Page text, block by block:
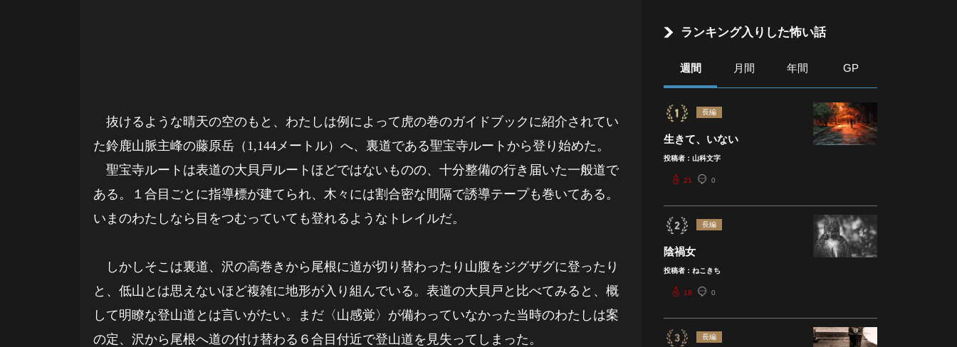
ランキング入りした怖い話
週間 月間 年間 GP
長編
生きて、いない
投稿者：山科文字
21 0
長編
陰禍女
投稿者：ねこきち
18 0
長編
抜けるような晴天の空のもと、わたしは例によって虎の巻のガイドブックに紹介されてい
た鈴鹿山脈主峰の藤原岳（1,144メートル）へ、裏道である聖宝寺ルートから登り始めた。
聖宝寺ルートは表道の大貝戸ルートほどではないものの、十分整備の行き届いた一般道で
ある。１合目ごとに指導標が建てられ、木々には割合密な間隔で誘導テープも巻いてある。
いまのわたしなら目をつむっていても登れるようなトレイルだ。
しかしそこは裏道、沢の高巻きから尾根に道が切り替わったり山腹をジグザグに登ったり
と、低山とは思えないほど複雑に地形が入り組んでいる。表道の大貝戸と比べてみると、概
して明瞭な登山道とは言いがたい。まだ〈山感覚〉が備わっていなかった当時のわたしは案
の定、沢から尾根へ道の付け替わる６合目付近で登山道を見失ってしまった。